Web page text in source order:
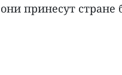
они принесут стране